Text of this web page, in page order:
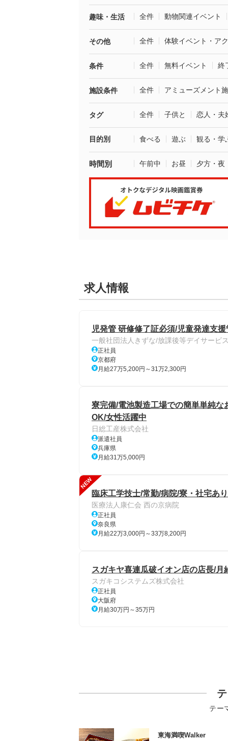
趣味・生活 全件 動物関連イベント
その他 全件 体験イベント・ア
条件 全件 無料イベント 終
施設条件 全件 アミューズメント
タグ 全件 子供と 恋人・夫
目的別 食べる 遊ぶ 観る・学
時間別 午前中 お昼 夕方・夜
求人情報
児発管 研修修了証必須/児童発達支
一般社団法人きずな/放課後等デイサービ
正社員
京都府
月給27万5,200円～31万2,300円
寮完備/電池製造工場での簡単単純
OK/女性活躍中
日総工産株式会社
派遣社員
兵庫県
月給31万5,000円
NEW
臨床工学技士/常勤/病院/寮・社宅あ
医療法人康仁会 西の京病院
正社員
奈良県
月給22万3,000円～33万8,200円
スガキヤ喜連瓜破イオン店の店長/
スガキコシステムズ株式会社
正社員
大阪府
月給30万円～35万円
テー
東海満喫Walker